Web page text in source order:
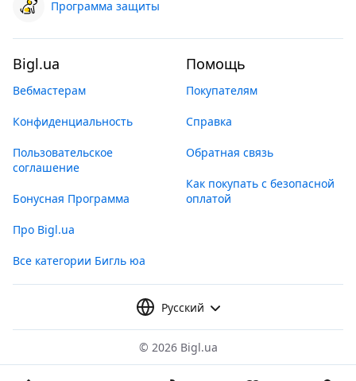
Программа защиты
Bigl.ua
Вебмастерам
Конфиденциальность
Пользовательское
соглашение
Бонусная Программа
Про Bigl.ua
Все категории Бигль юа
Помощь
Покупателям
Справка
Обратная связь
Как покупать с безопасной
оплатой
Русский
© 2026 Bigl.ua